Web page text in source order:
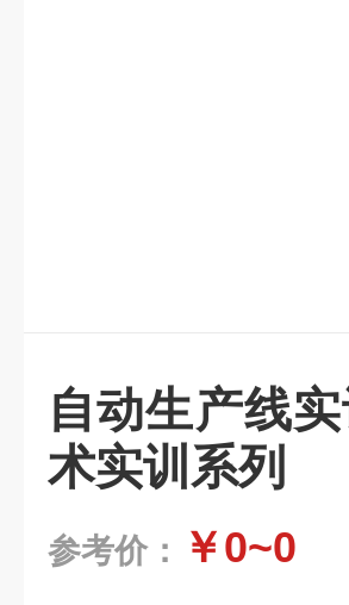
自动生产线
术实训系列
参考价： ￥0~0